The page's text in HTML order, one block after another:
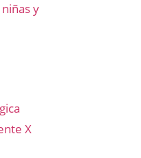
niñas y
X